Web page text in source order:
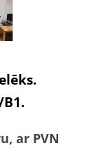
B1.
ar PVN